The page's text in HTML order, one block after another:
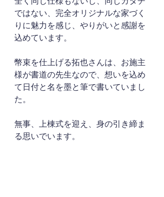
ではない、完全オリジナルな家づく
りに魅力を感じ、やりがいと感謝を
込めています。
幣束を仕上げる拓也さんは、お施主
様が書道の先生なので、想いを込め
て日付と名を墨と筆で書いていまし
た。
無事、上棟式を迎え、身の引き締ま
る思いでいます。